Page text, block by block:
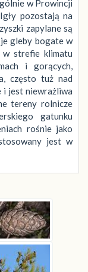
w Prowincji
pozostają na
zapylane są
gleby bogate w
w strefie klimatu
i gorących,
często tuż nad
i jest niewrażliwa
tereny rolnicze
gatunku
rośnie jako
jest w